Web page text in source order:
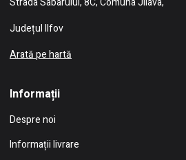
Județul Ilfov
Arată pe hartă
Informații
Despre noi
Informații livrare